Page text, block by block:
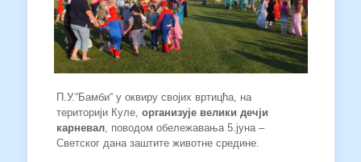
П.У.“Бамби“ у оквиру својих вртицћа, на
територији Куле, организује велики дечји
карневал, поводом обележавања 5.јуна –
Светског дана заштите животне средине.